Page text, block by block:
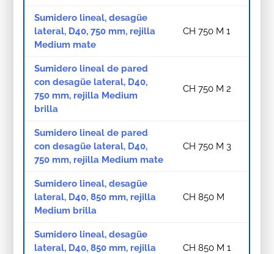
Sumidero lineal, desagüe
lateral, D40, 750 mm, rejilla
Medium mate
CH 750 M 1
Sumidero lineal de pared
con desagüe lateral, D40,
750 mm, rejilla Medium
brilla
CH 750 M 2
Sumidero lineal de pared
con desagüe lateral, D40,
750 mm, rejilla Medium mate
CH 750 M 3
Sumidero lineal, desagüe
lateral, D40, 850 mm, rejilla
Medium brilla
CH 850 M
Sumidero lineal, desagüe
lateral, D40, 850 mm, rejilla
CH 850 M 1